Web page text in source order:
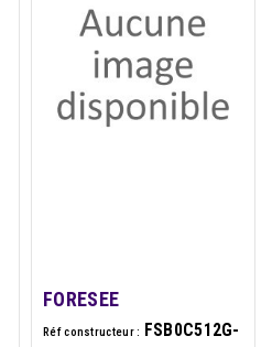
FORESEE
Réf constructeur :
FSB0C512G-